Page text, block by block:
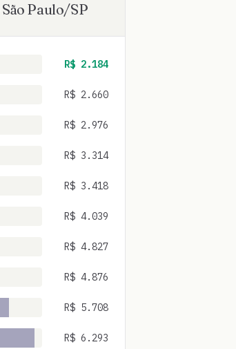
São Paulo/SP
R$ 2.184
R$ 2.660
R$ 2.976
R$ 3.314
R$ 3.418
R$ 4.039
R$ 4.827
R$ 4.876
R$ 5.708
R$ 6.293